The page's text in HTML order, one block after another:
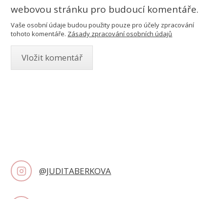
webovou stránku pro budoucí komentáře.
Vaše osobní údaje budou použity pouze pro účely zpracování
tohoto komentáře. Zásady zpracování osobních údajů
@JUDITABERKOVA